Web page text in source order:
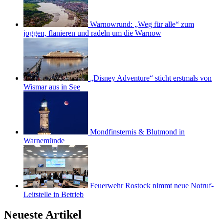
Warnowrund: „Weg für alle“ zum
joggen, flanieren und radeln um die Warnow
„Disney Adventure“ sticht erstmals von
Wismar aus in See
Mondfinsternis & Blutmond in
Warnemünde
Feuerwehr Rostock nimmt neue Notruf-
Leitstelle in Betrieb
Neueste Artikel